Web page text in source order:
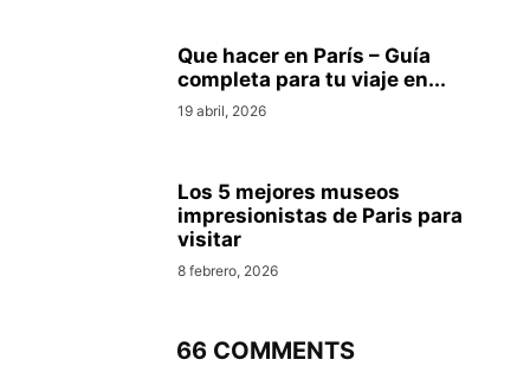
Que hacer en Parí­s – Guí­a
completa para tu viaje en...
19 abril, 2026
Los 5 mejores museos
impresionistas de Pari­s para
visitar
8 febrero, 2026
66 COMMENTS